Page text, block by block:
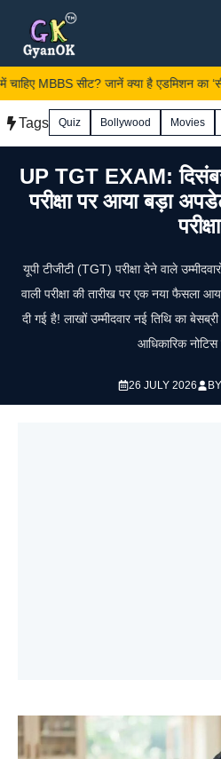
content
MBBS सीट? जानें क्या है एडमिशन का
Tags Quiz Bollywood Movies
UP TGT EXAM: दिसंबर
परीक्षा पर आया बड़ा
परीक्षा
यूपी टीजीटी (TGT) परीक्षा देने वाले
वाली परीक्षा की तारीख पर एक नया फैसला
दी गई है! लाखों उम्मीदवार नई तिथि का
आधिकारिक
26 JULY 2026 BY